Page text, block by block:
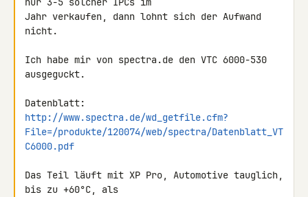
Jahr verkaufen, dann lohnt sich der Aufwand
nicht.
Ich habe mir von spectra.de den VTC 6000-530
ausgeguckt.
http://www.spectra.de/wd_getfile.cfm?
File=/produkte/120074/web/spectra/Datenblatt_VT
C6000.pdf
Das Teil läuft mit XP Pro, Automotive tauglich,
bis zu +60°C, als